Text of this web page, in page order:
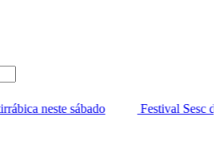
Festival Sesc de Música entra na